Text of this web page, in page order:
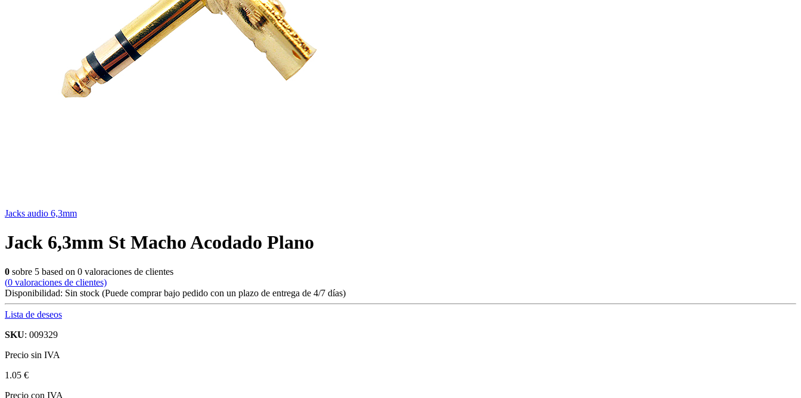
Jacks audio 6,3mm
Jack 6,3mm St Macho Acodado Plano
0 sobre 5 based on 0 valoraciones de clientes
(0 valoraciones de clientes)
Disponibilidad: Sin stock (Puede comprar bajo pedido con un plazo de entrega de 4/7 días)
Lista de deseos
SKU: 009329
Precio sin IVA
1.05 €
Precio con IVA